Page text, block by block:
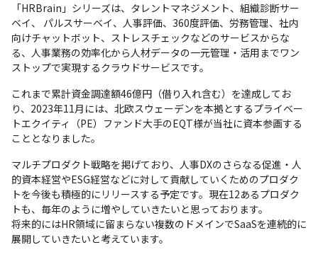
「HRBrain」シリーズは、タレントマネジメント、組織診断サー
ベイ、 パルスサーベイ、人事評価、360度評価、労務管理、社内
向けチャットボット、ストレスチェックなどのサービスからな
る、人事業務の効率化から人材データの一元管理・活用までワン
ストップで実現するクラウドサービスです。
これまで累計資金調達額46億円（借り入れ含む）を達成してお
り、2023年11月には、北欧スウェーデンを本拠とするプライベー
トエクイティ（PE）ファンド大手のEQT様が当社に資本参画する
こととなりました。
マルチプロダクト戦略を掲げており、人事DXのさらなる促進・人
的資本経営やESG経営などに対して貢献していくためのプロダク
トを今後も積極的にリリースする予定です。現在12あるプロダク
トも、毎年のように増やしていきたいと思っております。
将来的にはHR領域に留まらない複数のドメインでSaaSを連続的に
展開していきたいと考えています。